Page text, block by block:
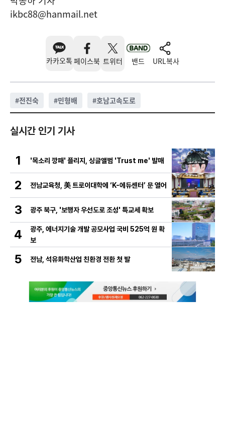
ikbc88@hanmail.net
카카오톡 페이스북 트위터 밴드 URL복사
#전진숙 #민형배 #호남고속도로
실시간 인기 기사
1 '목소리 깡패' 플리지, 싱글앨범 'Trust me' 발매
2 전남교육청, 美 트로이대학에 ‘K-에듀센터’ 문 열어
3 광주 북구, '보행자 우선도로 조성' 특교세 확보
4
광주, 에너지기술 개발 공모사업 국비 525억 원 확
보
5 전남, 석유화학산업 친환경 전환 첫 발